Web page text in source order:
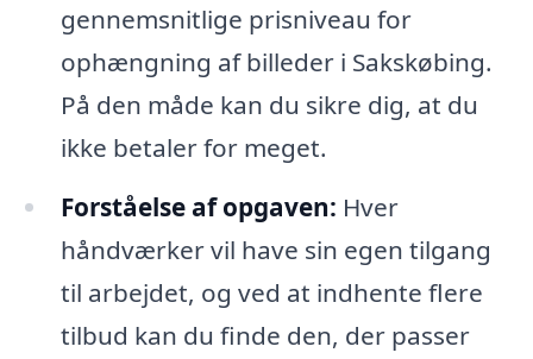
gennemsnitlige prisniveau for
ophængning af billeder i Sakskøbing.
På den måde kan du sikre dig, at du
ikke betaler for meget.
Forståelse af opgaven: Hver
håndværker vil have sin egen tilgang
til arbejdet, og ved at indhente flere
tilbud kan du finde den, der passer